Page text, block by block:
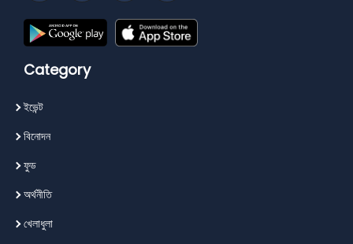
Category
ইভেন্ট
বিনোদন
ফুড
অর্থনীতি
খেলাধুলা